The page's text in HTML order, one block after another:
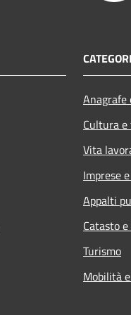
Cultura
Vita
Imprese
Appalti
Catasto
Turismo
Mobilità